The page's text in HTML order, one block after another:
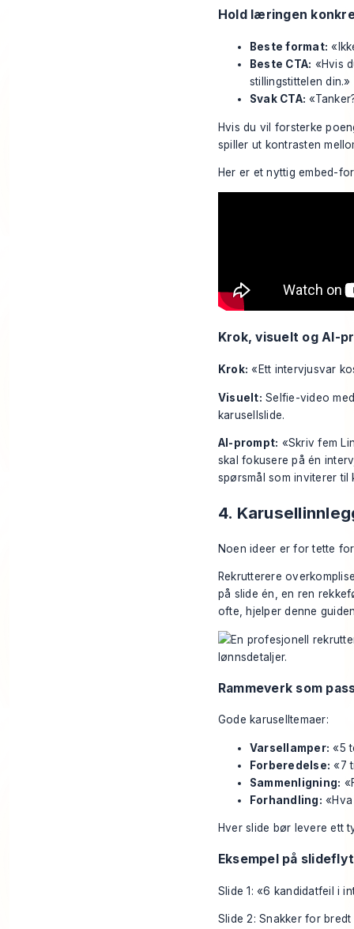
Hold læringen
Beste format:
Beste CTA: «Hvis
stillingstittelen din.»
Svak CTA:
Hvis du vil forsterke
spiller ut kontrasten
Her er et nyttig embed-
Krok, visuelt og AI-
Krok: «Ett intervjusvar
Visuelt: Selfie-video
karusellslide.
AI-prompt: «Skriv fem
skal fokusere på én
spørsmål som inviterer til
4.
Noen ideer er for tette
Rekrutterere
på slide én, en ren
ofte, hjelper denne
Rammeverk som
Gode karuselltemaer:
Varsellamper: «5
Forberedelse: «7
Sammenligning:
Forhandling:
Hver slide bør levere ett
Eksempel på slideflyt
Slide 1: «6 kandidatfeil i
Slide 2: Snakker for bredt